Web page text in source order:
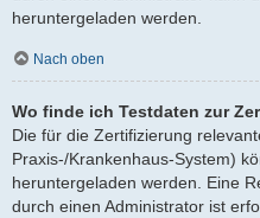
heruntergeladen werden.
Nach oben
Wo finde ich Testdaten zur
Die für die Zertifizierung
Praxis-/Krankenhaus-System)
heruntergeladen werden. Eine
durch einen Administrator ist